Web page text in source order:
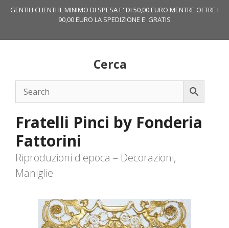
GENTILI CLIENTI IL MINIMO DI SPESA E' DI 50,00 EURO MENTRE OLTRE I
90,00 EURO LA SPEDIZIONE E' GRATIS
Cerca
Fratelli Pinci by Fonderia
Fattorini
Riproduzioni d'epoca – Decorazioni,
Maniglie